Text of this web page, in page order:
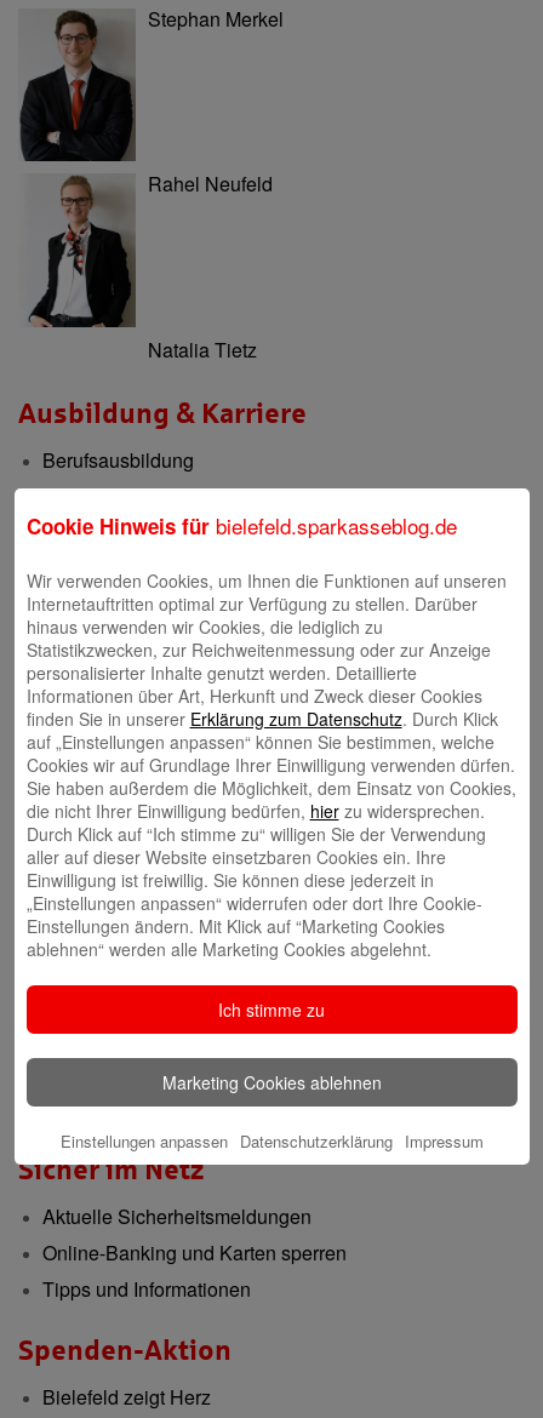
Stephan Merkel
Rahel Neufeld
Natalia Tietz
Ausbildung & Karriere
Berufsausbildung
Berufsorientierung & Praktikum
Filialen und Geldautomaten
Internet-Filiale und Online-Banking
Video-Beratung in der Internet-Filiale
Gründerberatung
GründerCenter
Immobilien
ImmobilienCenter
Nachhaltigkeit
Verantwortungsvoll für die Menschen und die Region
Presse-Center
Aktuelle Meldungen
Sicher im Netz
Aktuelle Sicherheitsmeldungen
Online-Banking und Karten sperren
Tipps und Informationen
Spenden-Aktion
Bielefeld zeigt Herz
Cookie Hinweis für bielefeld.sparkasseblog.de
Wir verwenden Cookies, um Ihnen die Funktionen auf unseren
Internetauftritten optimal zur Verfügung zu stellen. Darüber
hinaus verwenden wir Cookies, die lediglich zu
Statistikzwecken, zur Reichweitenmessung oder zur Anzeige
personalisierter Inhalte genutzt werden. Detaillierte
Informationen über Art, Herkunft und Zweck dieser Cookies
finden Sie in unserer Erklärung zum Datenschutz. Durch Klick
auf „Einstellungen anpassen“ können Sie bestimmen, welche
Cookies wir auf Grundlage Ihrer Einwilligung verwenden dürfen.
Sie haben außerdem die Möglichkeit, dem Einsatz von Cookies,
die nicht Ihrer Einwilligung bedürfen, hierzu widersprechen.
Durch Klick auf “Ich stimme zu“ willigen Sie der Verwendung
aller auf dieser Website einsetzbaren Cookies ein. Ihre
Einwilligung ist freiwillig. Sie können diese jederzeit in
„Einstellungen anpassen“ widerrufen oder dort Ihre Cookie-
Einstellungen ändern. Mit Klick auf “Marketing Cookies
ablehnen“ werden alle Marketing Cookies abgelehnt.
Ich stimme zu
Marketing Cookies ablehnen
Einstellungen anpassen Datenschutzerklärung Impressum